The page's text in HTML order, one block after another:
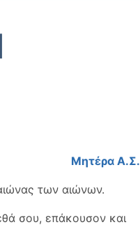
Μητέρα Α.Σ.
των αιώνων.
σου, επάκουσον και